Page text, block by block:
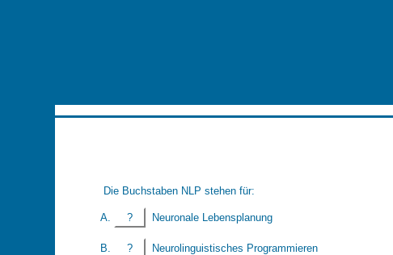
Die Buchstaben NLP stehen für:
? Neuronale Lebensplanung
? Neurolinguistisches Programmieren